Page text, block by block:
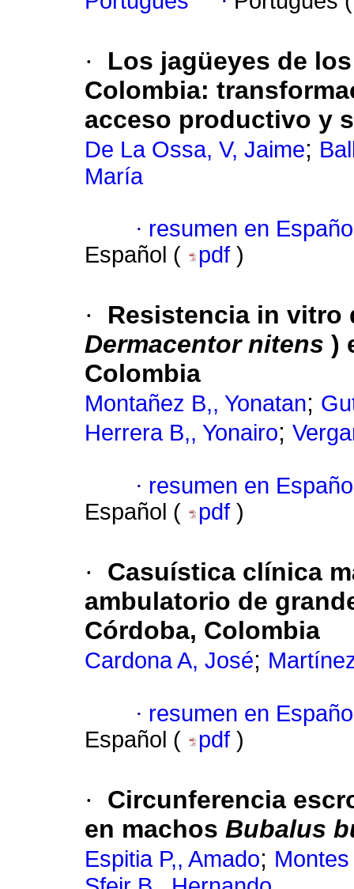
·
Los jagüeyes de
Colombia:
acceso productivo y
De La Ossa, V, Jaime;
María
· resumen en
Español (
pdf )
·
Resistencia in vitro
Dermacentor nitens )
Colombia
Montañez B,, Yonatan;
Herrera B,, Yonairo;
· resumen en
Español (
pdf )
·
Casuística clínica
ambulatorio de
Córdoba, Colombia
Cardona A, José;
· resumen en
Español (
pdf )
·
Circunferencia
en machos Bubalus
Espitia P,, Amado;